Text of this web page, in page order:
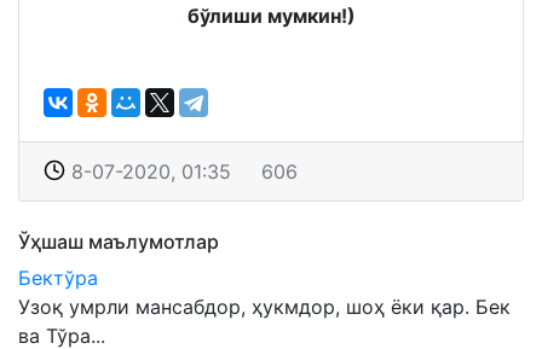
бўлиши мумкин!)
8-07-2020, 01:35 606
Ўҳшаш маълумотлар
Бектўра
Узоқ умрли мансабдор, ҳукмдор, шоҳ ёки қар. Бек
ва Тўра...